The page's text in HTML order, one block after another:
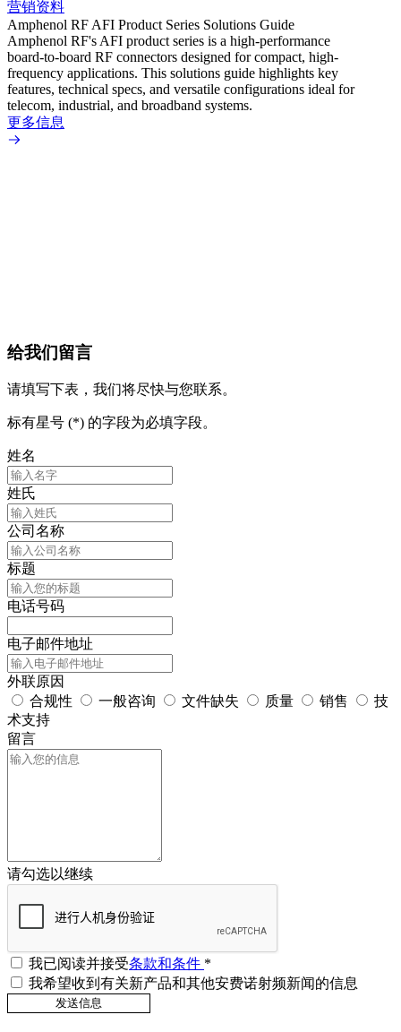
营销资料
Amphenol RF AFI Product Series Solutions Guide
Amphenol RF's AFI product series is a high-performance
board-to-board RF connectors designed for compact, high-
frequency applications. This solutions guide highlights key
features, technical specs, and versatile configurations ideal for
telecom, industrial, and broadband systems.
更多信息
给我们留言
请填写下表，我们将尽快与您联系。
标有星号 (*) 的字段为必填字段。
姓名
姓氏
公司名称
标题
电话号码
电子邮件地址
外联原因
合规性
一般咨询 文件缺失 质量 销售
技
术支持
留言
请勾选以继续
我已阅读并接受条款和条件 *
我希望收到有关新产品和其他安费诺射频新闻的信息